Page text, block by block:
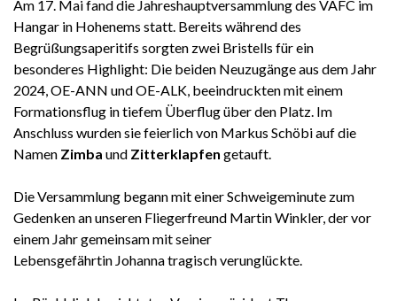
Am 17. Mai fand die Jahreshauptversammlung des VAFC im
Hangar in Hohenems statt. Bereits während des
Begrüßungsaperitifs sorgten zwei Bristells für ein
besonderes Highlight: Die beiden Neuzugänge aus dem Jahr
2024, OE-ANN und OE-ALK, beeindruckten mit einem
Formationsflug in tiefem Überflug über den Platz. Im
Anschluss wurden sie feierlich von Markus Schöbi auf die
Namen Zimba und Zitterklapfen getauft.
Die Versammlung begann mit einer Schweigeminute zum
Gedenken an unseren Fliegerfreund Martin Winkler, der vor
einem Jahr gemeinsam mit seiner
Lebensgefährtin Johanna tragisch verunglückte.